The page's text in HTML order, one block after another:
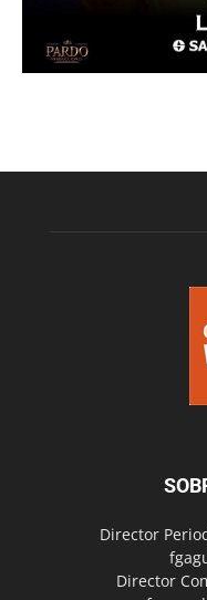
Director
Director